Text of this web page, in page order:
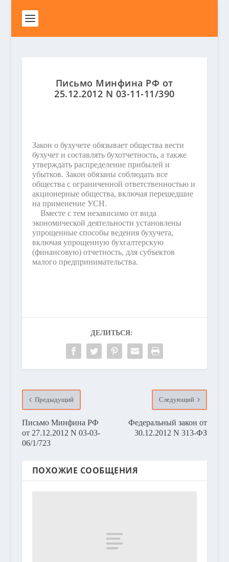
Письмо Минфина РФ от
25.12.2012 N 03-11-11/390
Закон о бухучете обязывает общества вести
бухучет и составлять бухотчетность, а также
утверждать распределение прибылей и
убытков. Закон обязаны соблюдать все
общества с ограниченной ответственностью и
акционерные общества, включая перешедшие
на применение УСН.
Вместе с тем независимо от вида
экономической деятельности установлены
упрощенные способы ведения бухучета,
включая упрощенную бухгалтерскую
(финансовую) отчетность, для субъектов
малого предпринимательства.
ДЕЛИТЬСЯ:
Предыдущий
Письмо Минфина РФ
от 27.12.2012 N 03-03-
06/1/723
Следующий
Федеральный закон от
30.12.2012 N 313-ФЗ
ПОХОЖИЕ СООБЩЕНИЯ